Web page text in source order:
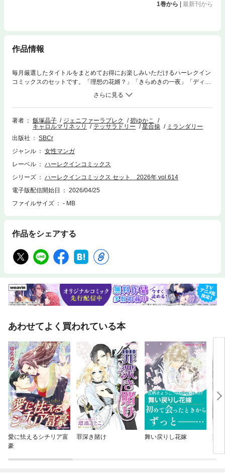
1巻から 最新刊から
作品情報
毎月厳選したタイトルをまとめてお得にお楽しみいただけるハーレクイン
コミックスのセットです。「理想の花婿？」「きらめきの一夜」「ディー
ヴァの復讐」「炎と燃えた夏」の４話をまとめて収録。
著者 飯塚晶子 ジェニファーラブレク
碧ゆかこ
キャロルマリネッリ
テッサラドリー 星合操
ミランダリー
出版社
SBCr
ジャンル
女性マンガ
レーベル
ハーレクインコミックス
シリーズ
ハーレクインコミックス セット 2026年 vol.614
電子版配信開始日
2026/04/25
ファイルサイズ
- MB
作品をシェアする
あわせてよく買われている本
愛に怯えるシチリア富
豪
罪深き賭け 舞い戻りし花嫁 野